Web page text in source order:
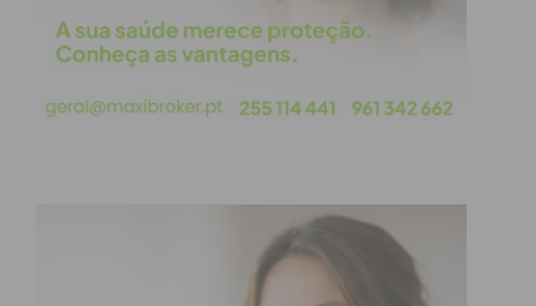
Eu li e concordo com ostermos e
condições